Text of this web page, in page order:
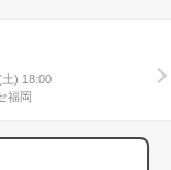
) 18:00
福岡